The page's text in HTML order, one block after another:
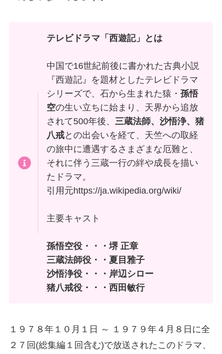
テレビドラマ「西遊記」とは
中国で16世紀前後に書かれた古典小説
『西遊記』を題材としたテレビドラマ
シリーズで、石から生まれた猿・孫悟
空の生い立ちに始まり、天界から追放
されて500年後、 三蔵法師、沙悟浄、猪
八戒との出会いを経て、天竺への取経
の旅中に遭遇するさまざまな厄難と、
それに伴う三蔵一行の絆や成長を描い
たドラマ。
引用元https://ja.wikipedia.org/wiki/
主要キャスト
孫悟空役・・・堺 正章
三蔵法師役・・夏目雅子
沙悟浄役・・・岸辺シロー
猪八戒役・・・西田敏行
１９７８年１０月１日 ～ １９７９年４月８日に全
２７回(総集編１回含む)で放送されたこのドラマ、